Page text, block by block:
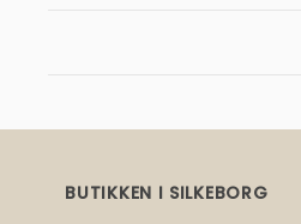
BUTIKKEN I SILKEBORG